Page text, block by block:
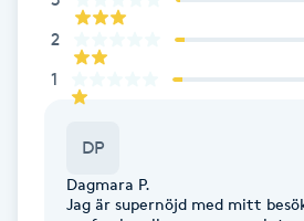
Fransk manikyr
Fransrengöring
Frekvensterapi
Friskvård
2
1
DP
Dagmara P.
Jag är supernöjd med mitt